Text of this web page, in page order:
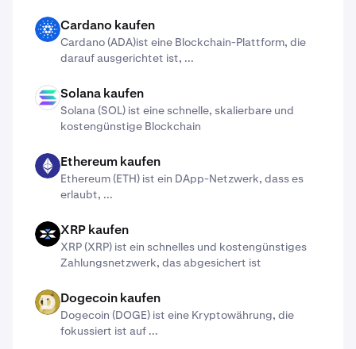
ADA Cardano kaufen
Cardano (ADA)​ist eine Blockchain-Plattform, die
darauf ausgerichtet ist, ...
SOL Solana kaufen
Solana (SOL) ist eine schnelle, skalierbare und
kostengünstige Blockchain
ETH Ethereum kaufen
Ethereum (ETH) ist ein DApp-Netzwerk, dass es
erlaubt, ...
X XRP kaufen
XRP (XRP) ist ein schnelles und kostengünstiges
Zahlungsnetzwerk, das abgesichert ist
DOGE Dogecoin kaufen
Dogecoin (DOGE) ist eine Kryptowährung, die
fokussiert ist auf ...